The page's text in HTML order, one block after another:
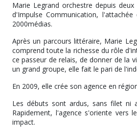
Marie Legrand orchestre depuis
d'Impulse Communication,
2000médias.
Après un parcours littéraire, Marie
comprend toute la richesse du rôle
ce passeur de relais, de donner de la
un grand groupe, elle fait le pari de
En 2009, elle crée son agence en
Les débuts sont ardus, sans filet ni
Rapidement, l'agence s'oriente vers
impact.